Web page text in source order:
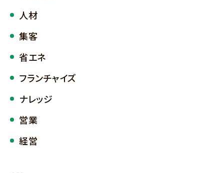
人材
集客
省エネ
フランチャイズ
ナレッジ
営業
経営